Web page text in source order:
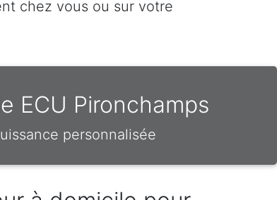
chez vous ou sur votre
ECU Pironchamps
personnalisée